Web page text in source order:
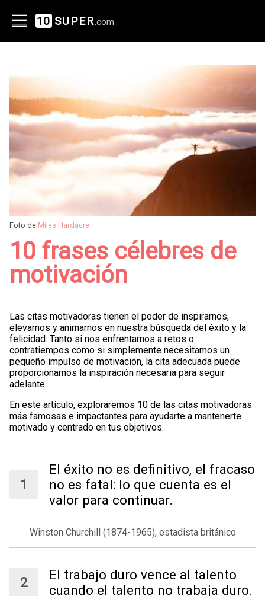
10 SUPER .com
Foto de Miles Hardacre
10 frases célebres de
motivación
Las citas motivadoras tienen el poder de inspirarnos,
elevarnos y animarnos en nuestra búsqueda del éxito y la
felicidad. Tanto si nos enfrentamos a retos o
contratiempos como si simplemente necesitamos un
pequeño impulso de motivación, la cita adecuada puede
proporcionarnos la inspiración necesaria para seguir
adelante.
En este artículo, exploraremos 10 de las citas motivadoras
más famosas e impactantes para ayudarte a mantenerte
motivado y centrado en tus objetivos.
El éxito no es definitivo, el fracaso
no es fatal: lo que cuenta es el
valor para continuar.
Winston Churchill (1874-1965), estadista británico
El trabajo duro vence al talento
cuando el talento no trabaja duro.